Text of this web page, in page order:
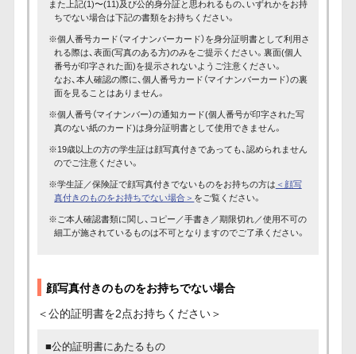
また上記(1)〜(11)及び公的身分証と思われるもの、いずれかをお持
ちでない場合は下記の書類をお持ちください。
※個人番号カード（マイナンバーカード）を身分証明書として利用さ
れる際は、表面(写真のある方)のみをご提示ください。裏面(個人
番号が印字された面)を提示されないようご注意ください。
なお、本人確認の際に、個人番号カード（マイナンバーカード）の裏
面を見ることはありません。
※個人番号（マイナンバー）の通知カード(個人番号が印字された写
真のない紙のカード)は身分証明書として使用できません。
※19歳以上の方の学生証は顔写真付きであっても、認められません
のでご注意ください。
※学生証／保険証で顔写真付きでないものをお持ちの方は ＜顔写
真付きのものをお持ちでない場合＞ をご覧ください。
※ご本人確認書類に関し、コピー／手書き／期限切れ／使用不可の
細工が施されているものは不可となりますのでご了承ください。
顔写真付きのものをお持ちでない場合
＜公的証明書を2点お持ちください＞
■公的証明書にあたるもの